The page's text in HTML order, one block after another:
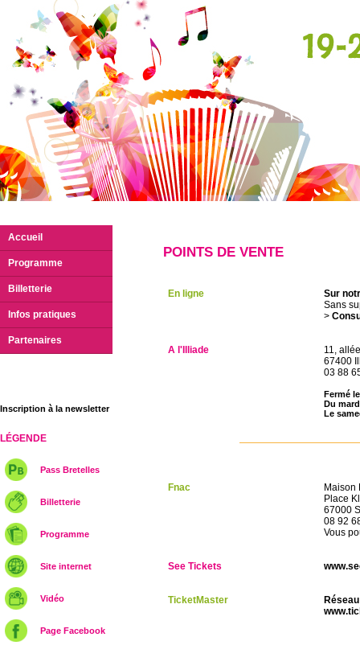
Accueil
Programme
Billetterie
Infos pratiques
Partenaires
Inscription à la newsletter
LÉGENDE
Pass Bretelles
Billetterie
Programme
Site internet
Vidéo
Page Facebook
POINTS DE VENTE
En ligne
Sur
Sans
>
A l'Illiade
11,
67400
03 88
Fermé
Du
Le
Fnac
Maison
Place
67000
08 92
Vous
See Tickets
TicketMaster